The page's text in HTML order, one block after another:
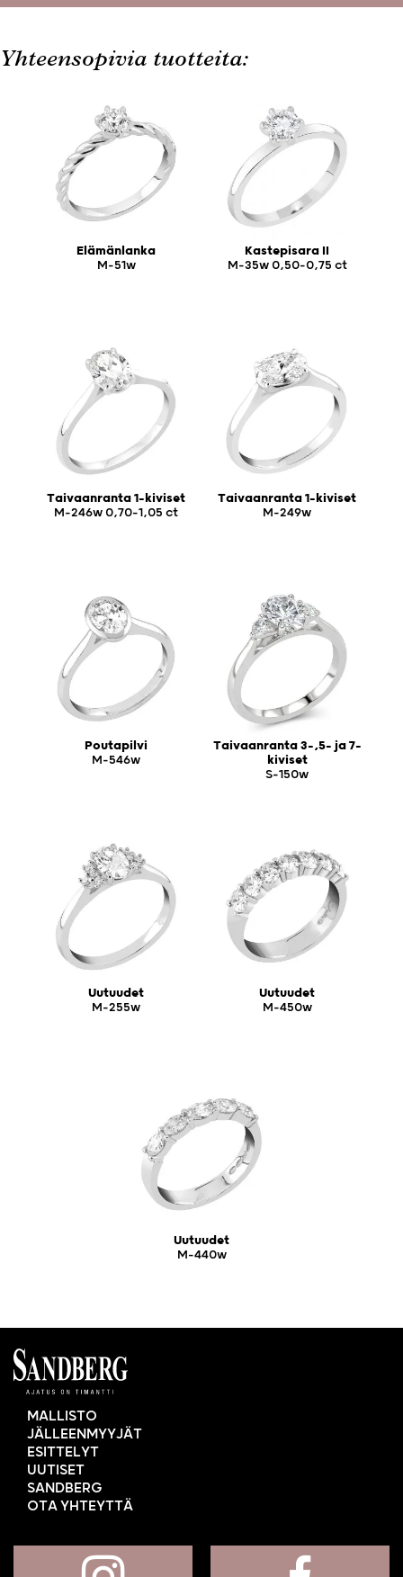
Yhteensopivia tuotteita:
Elämänlanka
M-51w
Kastepisara II
M-35w 0,50-0,75 ct
Taivaanranta 1-kiviset
M-246w 0,70-1,05 ct
Taivaanranta 1-kiviset
M-249w
Poutapilvi
M-546w
Taivaanranta 3-,5- ja 7-
kiviset
S-150w
Uutuudet
M-255w
Uutuudet
M-450w
Uutuudet
M-440w
MALLISTO
JÄLLEENMYYJÄT
ESITTELYT
UUTISET
SANDBERG
OTA YHTEYTTÄ